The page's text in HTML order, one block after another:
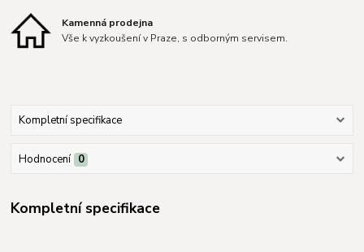
Kamenná prodejna
Vše k vyzkoušení v Praze, s odborným servisem.
Kompletní specifikace
Hodnocení 0
Kompletní specifikace